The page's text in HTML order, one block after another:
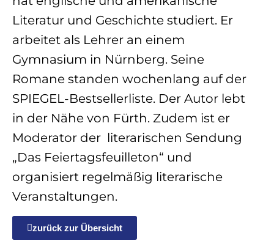
Literatur und Geschichte studiert. Er
arbeitet als Lehrer an einem
Gymnasium in Nürnberg. Seine
Romane standen wochenlang auf der
SPIEGEL-Bestsellerliste. Der Autor lebt
in der Nähe von Fürth. Zudem ist er
Moderator der literarischen Sendung
„Das Feiertagsfeuilleton“ und
organisiert regelmäßig literarische
Veranstaltungen.
zurück zur Übersicht